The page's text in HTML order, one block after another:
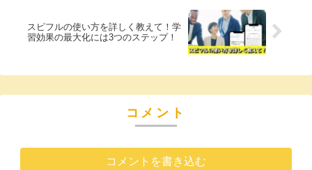
スピフルの使い方を詳しく教えて！学
習効果の最大化には3つのステップ！
コメント
コメントを書き込む